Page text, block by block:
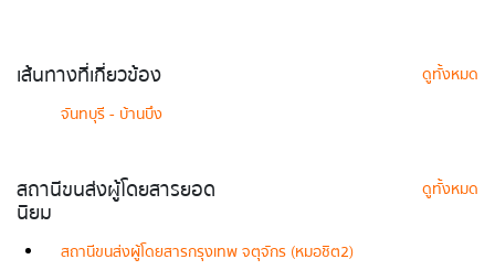
เส้นทางที่เกี่ยวข้อง
ดูทั้งหมด
จันทบุรี - บ้านบึง
สถานีขนส่งผู้โดยสารยอด
นิยม
ดูทั้งหมด
สถานีขนส่งผู้โดยสารกรุงเทพ จตุจักร (หมอชิต2)